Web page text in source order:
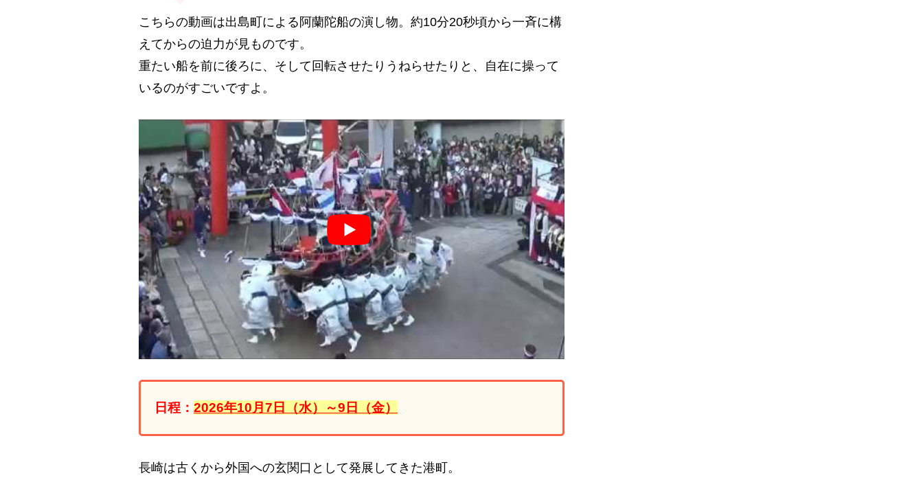
こちらの動画は出島町による阿蘭陀船の演し物。約10分20秒頃から一斉に構
えてからの迫力が見ものです。
重たい船を前に後ろに、そして回転させたりうねらせたりと、自在に操って
いるのがすごいですよ。
日程： 2026年10月7日（水）～9日（金）
長崎は古くから外国への玄関口として発展してきた港町。